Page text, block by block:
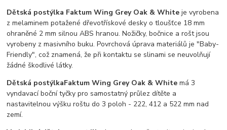
Dětská postýlka Faktum Wing Grey Oak & Whiteje vyrobena
z melaminem potažené dřevotřískové desky o tloušťce 18 mm
ohraněné 2 mm silnou ABS hranou. Nožičky, bočnice a rošt jsou
vyrobeny z masivního buku. Povrchová úprava materiálů je "Baby-
Friendly", což znamená, že při kontaktu se slinami se neuvolňují
žádné škodlivé látky.
Dětská postýlkaFaktum Wing Grey Oak & White má 3
vyndavací boční tyčky pro samostatný průlez dítěte a
nastavitelnou výšku roštu do 3 poloh - 222, 412 a 522 mm nad
zemí.